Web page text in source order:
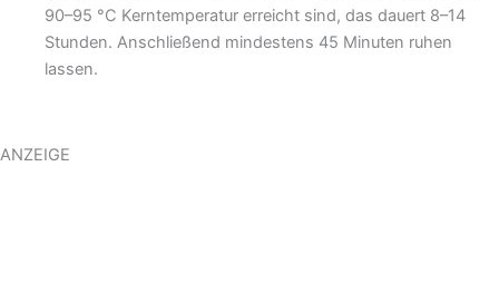
90–95 °C Kerntemperatur erreicht sind, das dauert 8–14
Stunden. Anschließend mindestens 45 Minuten ruhen
lassen.
ANZEIGE